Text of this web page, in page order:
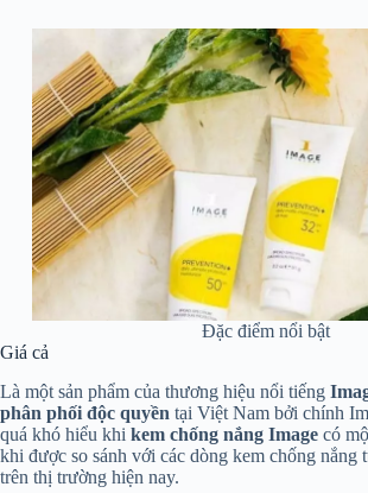
Đặc điểm nổi bật
Giá cả
Là một sản phẩm của thương hiệu nổi tiếng
phân phối độc quyền tại Việt Nam bởi chính
quá khó hiểu khi kem chống nắng Image có
khi được so sánh với các dòng kem chống nắng
trên thị trường hiện nay.